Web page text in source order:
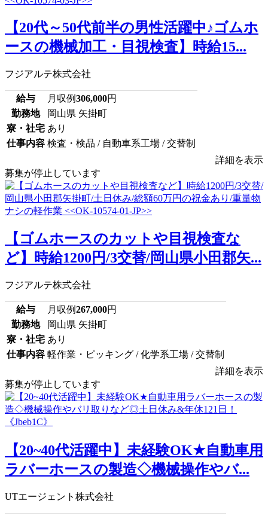
【20代～50代前半の男性活躍中♪ゴムホ
ースの機械加工・目視検査】時給15...
フジアルテ株式会社
給与 月収例306,000円
勤務地
岡山県 矢掛町
寮・社宅 あり
仕事内容 検査・検品 / 自動車系工場 / 交替制
詳細を表示
募集が停止しています
【ゴムホースのカットや目視検査な
ど】時給1200円/3交替/岡山県小田郡矢...
フジアルテ株式会社
給与 月収例267,000円
勤務地
岡山県 矢掛町
寮・社宅 あり
仕事内容 軽作業・ピッキング / 化学系工場 / 交替制
詳細を表示
募集が停止しています
【20~40代活躍中】未経験OK★自動車用
ラバーホースの製造◇機械操作やバ...
UTエージェント株式会社